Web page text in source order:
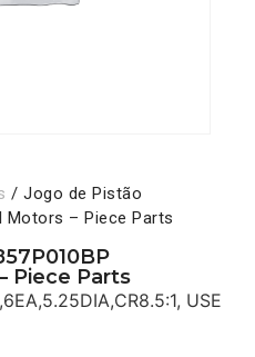
/ Jogo de Pistão
Motors – Piece Parts
Piece Parts
USE